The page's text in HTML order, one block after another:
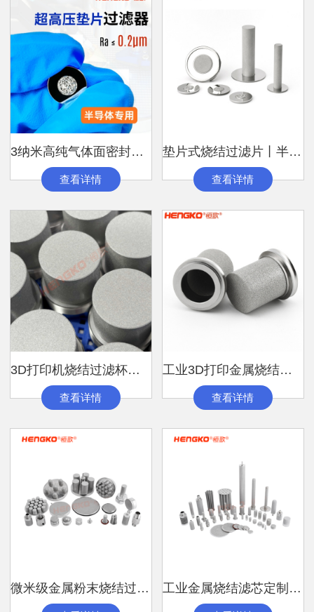
3纳米高纯气体面密封垫片丨粉末烧结过滤片
查看详情
垫片式烧结过滤片丨半导体多孔烧结金属滤芯
查看详情
3D打印机烧结过滤杯｜金属粉末过滤与回收
查看详情
工业3D打印金属烧结过滤杯厂家丨支持非标
查看详情
微米级金属粉末烧结过滤器 | 316L滤 工业金属烧结滤芯定制丨支持来图来样生产微